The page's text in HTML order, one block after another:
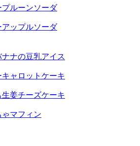
プルーンソーダ
アップルソーダ
ナの豆乳アイス
キャロットケーキ
生姜チーズケーキ
マフィン